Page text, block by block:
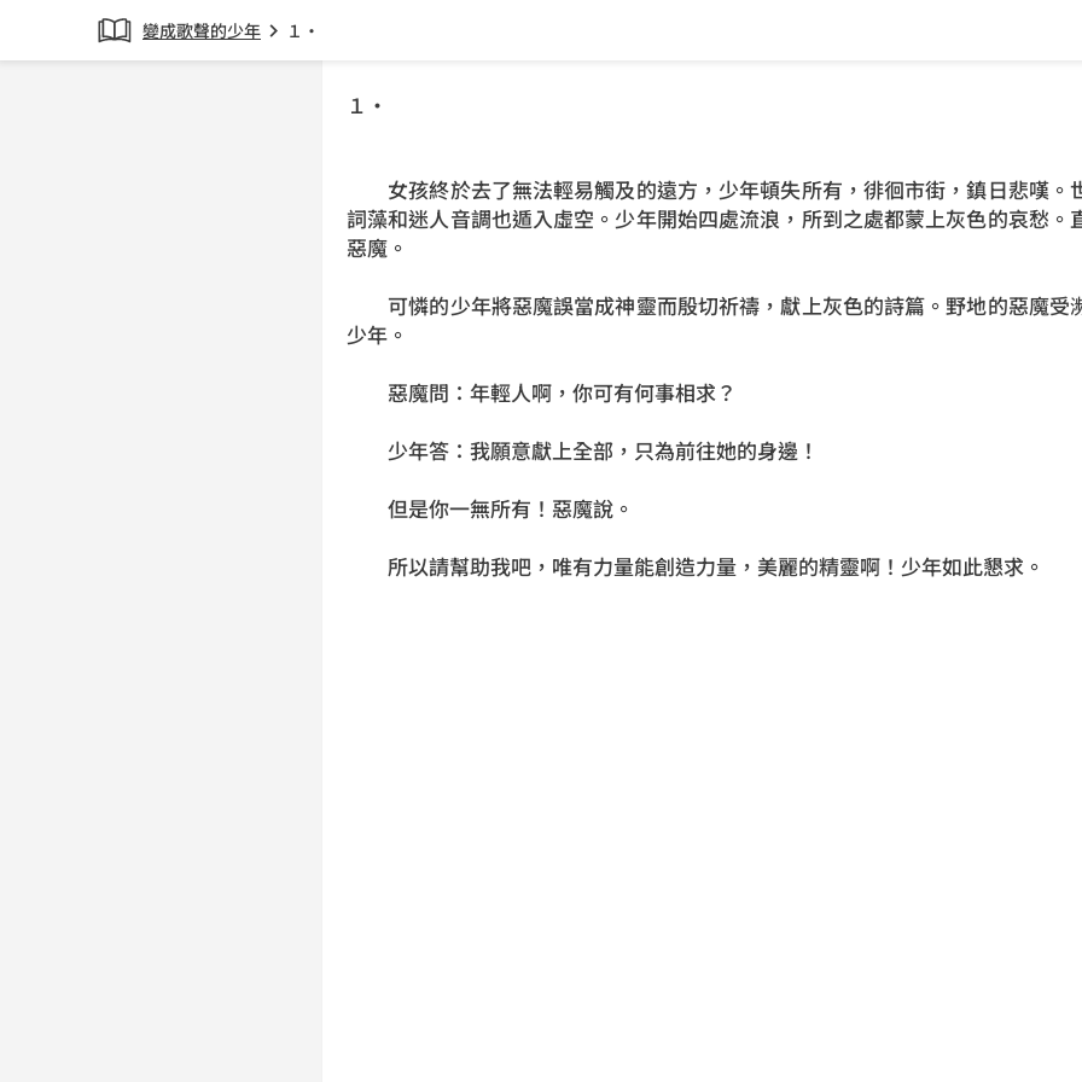
變成歌聲的少年 chevron_right １‧
１‧
女孩終於去了無法輕易觸及的遠方，少年頓失所有，徘徊市街，鎮日悲嘆。
詞藻和迷人音調也遁入虛空。少年開始四處流浪，所到之處都蒙上灰色的哀愁。
惡魔。
可憐的少年將惡魔誤當成神靈而殷切祈禱，獻上灰色的詩篇。野地的惡魔受
少年。
惡魔問：年輕人啊，你可有何事相求？
少年答：我願意獻上全部，只為前往她的身邊！
但是你一無所有！惡魔說。
所以請幫助我吧，唯有力量能創造力量，美麗的精靈啊！少年如此懇求。